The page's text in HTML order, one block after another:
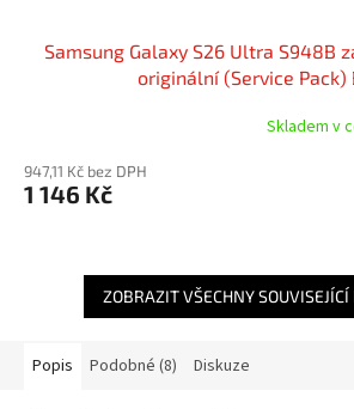
Samsung Galaxy S26 Ultra S948B
originální (Service Pack)
Skladem v
947,11 Kč bez DPH
1 146 Kč
ZOBRAZIT VŠECHNY SOUVISEJÍCÍ
Popis Podobné (8) Diskuze